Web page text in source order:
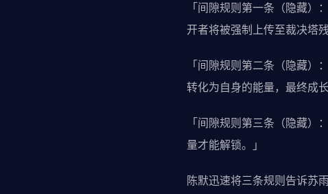
「间隙规则第一条（隐藏
开者将被强制上传至裁决塔
「间隙规则第二条（隐藏
转化为自身的能量，最终成
「间隙规则第三条（隐藏
量才能解锁。」
陈默迅速将三条规则告诉苏雨